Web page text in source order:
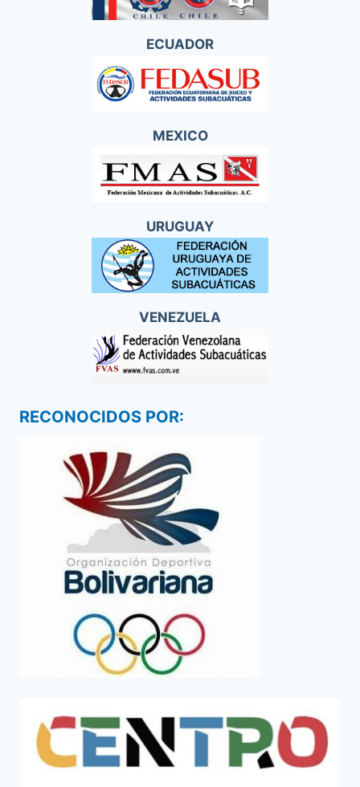
ECUADOR
MEXICO
URUGUAY
VENEZUELA
RECONOCIDOS POR: